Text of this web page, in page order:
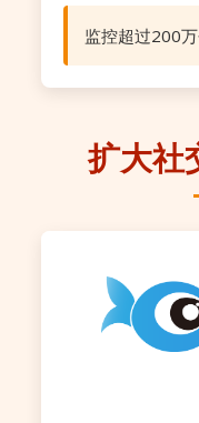
监控超过200万
扩大社